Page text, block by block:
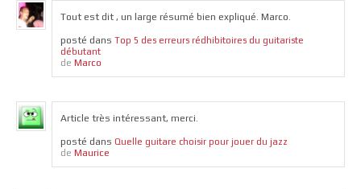
Tout est dit , un large résumé bien expliqué. Marco.
posté dans Top 5 des erreurs rédhibitoires du guitariste
débutant
de Marco
Article très intéressant, merci.
posté dans Quelle guitare choisir pour jouer du jazz
de Maurice